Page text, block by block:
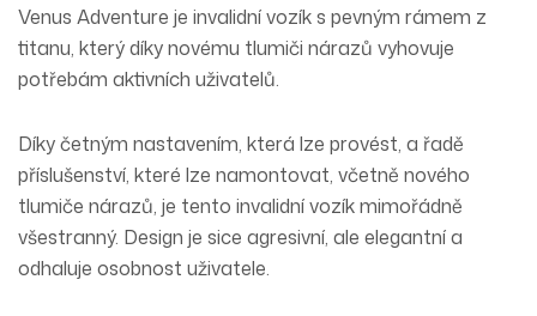
Venus Adventure je invalidní vozík s pevným rámem z
titanu, který díky novému tlumiči nárazů vyhovuje
potřebám aktivních uživatelů.
Díky četným nastavením, která lze provést, a řadě
příslušenství, které lze namontovat, včetně nového
tlumiče nárazů, je tento invalidní vozík mimořádně
všestranný. Design je sice agresivní, ale elegantní a
odhaluje osobnost uživatele.